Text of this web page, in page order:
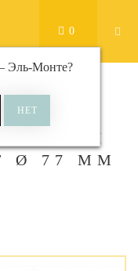
Эль-Монте?
0
мм
КРУГИ
Ø 77 ММ